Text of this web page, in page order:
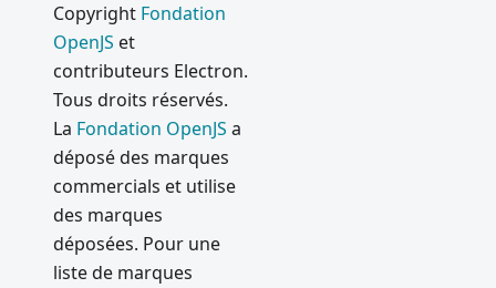
Copyright Fondation
OpenJS et
contributeurs Electron.
Tous droits réservés.
La Fondation OpenJS a
déposé des marques
commercials et utilise
des marques
déposées. Pour une
liste de marques